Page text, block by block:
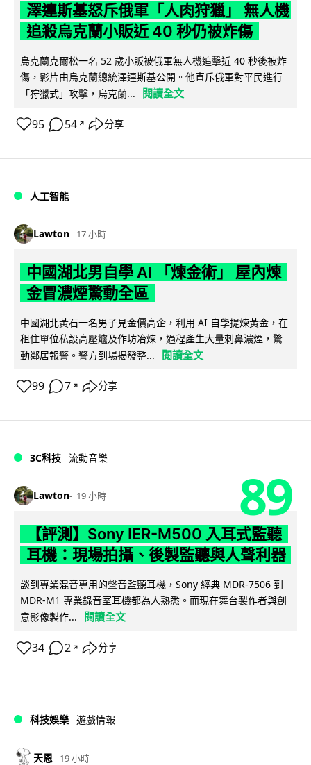
澤連斯基怒斥俄軍「人肉狩獵」 無人機
追殺烏克蘭小販近 40 秒仍被炸傷
烏克蘭克爾松一名 52 歲小販被俄軍無人機追擊近 40 秒後被炸
傷，影片由烏克蘭總統澤連斯基公開。他直斥俄軍對平民進行
「狩獵式」攻擊，烏克蘭...
閱讀全文
95 54 ↗ 分享
人工智能
Lawton 17 小時
中國湖北男自學 AI 「煉金術」 屋內煉
金冒濃煙驚動全區
中國湖北黃石一名男子見金價高企，利用 AI 自學提煉黃金，在
租住單位私設高壓爐及作坊冶煉，過程產生大量刺鼻濃煙，驚
動鄰居報警。警方到場揭發整...
閱讀全文
99 7 ↗ 分享
3C科技 流動音樂
Lawton 19 小時 89
【評測】Sony IER-M500 入耳式監聽
耳機：現場拍攝、後製監聽與人聲利器
談到專業混音專用的聲音監聽耳機，Sony 經典 MDR-7506 到
MDR-M1 專業錄音室耳機都為人熟悉。而現在舞台製作者與創
意影像製作...
閱讀全文
34 2 ↗ 分享
科技娛樂 遊戲情報
天恩 19 小時